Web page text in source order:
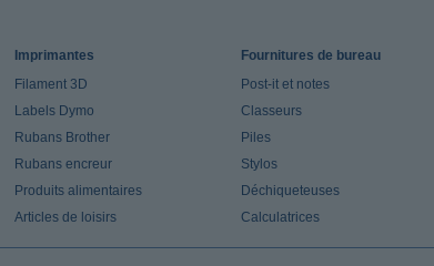
Imprimantes
Filament 3D
Labels Dymo
Rubans Brother
Rubans encreur
Produits alimentaires
Articles de loisirs
Fournitures de bureau
Post-it et notes
Classeurs
Piles
Stylos
Déchiqueteuses
Calculatrices